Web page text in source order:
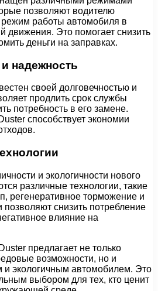
позволяют водителю
работы автомобиля в
движения. Это помогает снизить
деньги на заправках.
надежность
своей долговечностью и
продлить срок службы
потребность в его замене.
способствует экономии
и экологичности нового
различные технологии, такие
регенеративное торможение и
позволяют снизить потребление
влияние на
предлагает не только
возможности, но и
и экологичным автомобилем. Это
выбором для тех, кто ценит